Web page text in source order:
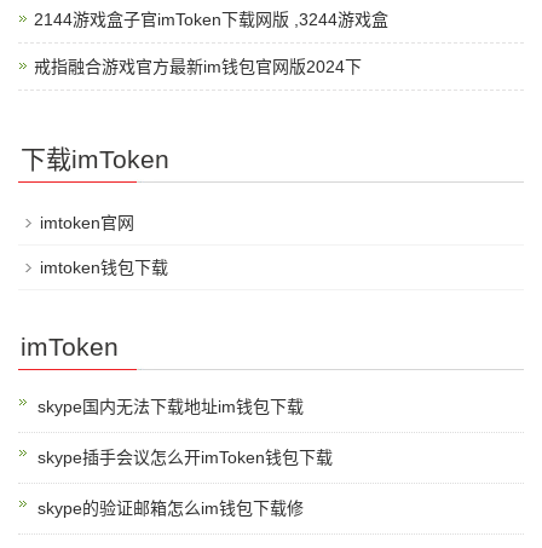
2144游戏盒子官imToken下载网版 ,3244游戏盒
戒指融合游戏官方最新im钱包官网版2024下
下载imToken
imtoken官网
imtoken钱包下载
imToken
skype国内无法下载地址im钱包下载
skype插手会议怎么开imToken钱包下载
skype的验证邮箱怎么im钱包下载修